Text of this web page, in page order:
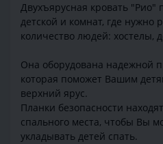
Двухъярусная кровать "Рио"
детской и комнат, где нужно
количество людей: хостелы,
Она оборудована надежной
которая поможет Вашим
верхний ярус.
Планки безопасности
спального места, чтобы Вы
укладывать детей спать.